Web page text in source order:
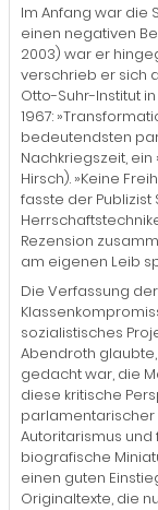
Im Anfang war die
einen negativen
2003) war er
verschrieb er sich
Otto-Suhr-Institut
1967:
bedeutendsten
Nachkriegszeit,
Hirsch). »Keine
fasste der Publizist
Rezension
am eigenen Leib
Die Verfassung
sozialistisches
Abendroth
gedacht war, die
diese kritische
parlamentarischer
Autoritarismus und
biografische
einen guten
Originaltexte, die